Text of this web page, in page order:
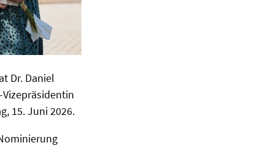
Dr. Daniel
15. Juni 2026.